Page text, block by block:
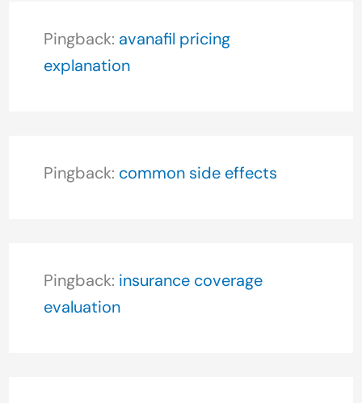
Pingback: avanafil pricing
explanation
Pingback: common side effects
Pingback: insurance coverage
evaluation